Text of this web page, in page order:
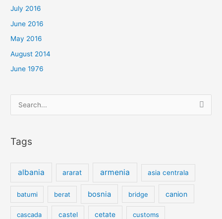
July 2016
June 2016
May 2016
August 2014
June 1976
Search
for:
Tags
albania ararat armenia asia centrala
batumi berat bosnia bridge canion
cascada castel cetate customs